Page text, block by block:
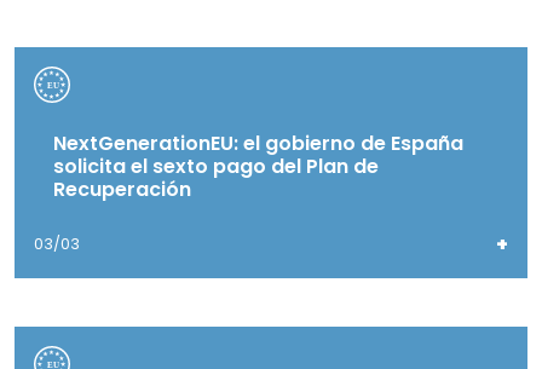
NextGenerationEU: el gobierno de España
solicita el sexto pago del Plan de
Recuperación
03/03 +